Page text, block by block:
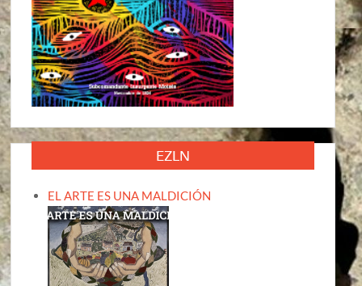
EZLN
EL ARTE ES UNA MALDICIÓN